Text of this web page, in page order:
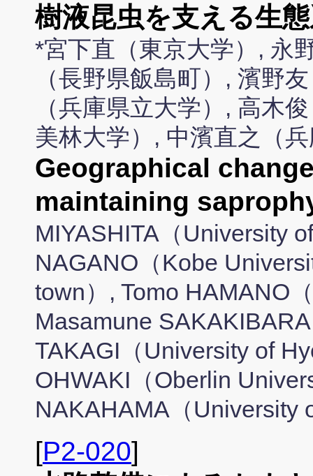
樹液昆虫を支える生
*宮下直（東京大学）, 永
（長野県飯島町）, 濱野
（兵庫県立大学）, 高木
美林大学）, 中濱直之（
Geographical
maintaining
MIYASHITA（University
NAGANO（Kobe
town）, Tomo HAMANO
Masamune
TAKAGI（University of
OHWAKI（Oberlin
NAKAHAMA（University
[P2-020]